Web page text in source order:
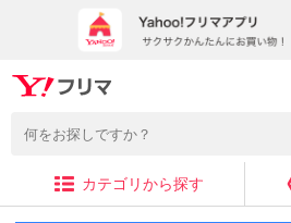
カテゴリから探す